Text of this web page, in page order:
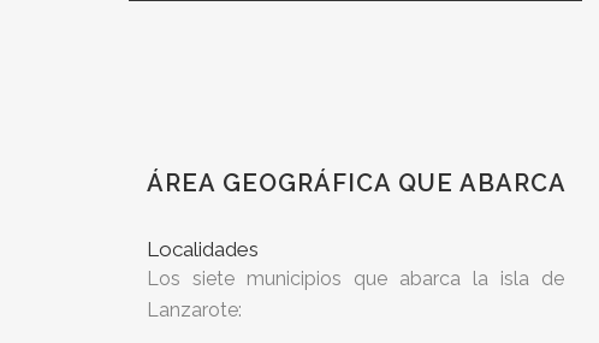
ÁREA GEOGRÁFICA QUE ABARCA
Localidades
Los siete municipios que abarca la isla de
Lanzarote: